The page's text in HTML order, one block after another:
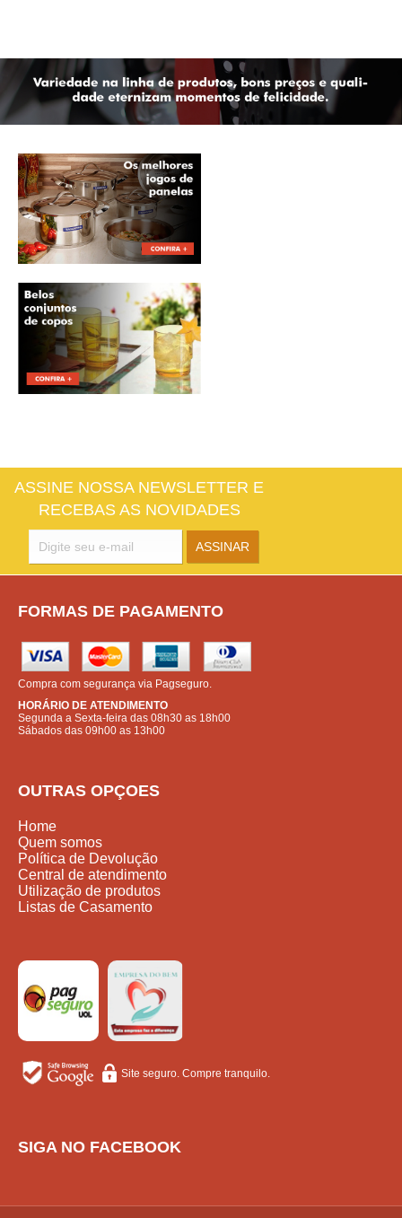
ASSINE NOSSA NEWSLETTER E
RECEBAS AS NOVIDADES
FORMAS DE PAGAMENTO
Compra com segurança via Pagseguro.
HORÁRIO DE ATENDIMENTO
Segunda a Sexta-feira das 08h30 as 18h00
Sábados das 09h00 as 13h00
OUTRAS OPÇOES
Home
Quem somos
Política de Devolução
Central de atendimento
Utilização de produtos
Listas de Casamento
Site seguro. Compre tranquilo.
SIGA NO FACEBOOK